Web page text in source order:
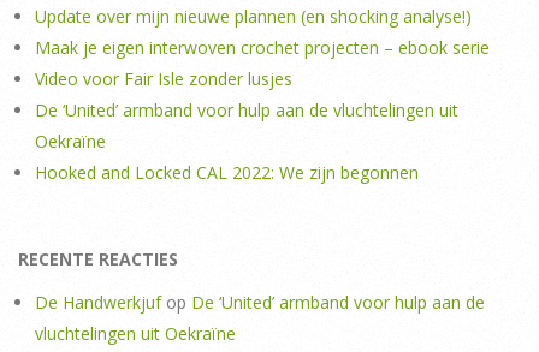
Update over mijn nieuwe plannen (en shocking analyse!)
Maak je eigen interwoven crochet projecten – ebook serie
Video voor Fair Isle zonder lusjes
De ‘United’ armband voor hulp aan de vluchtelingen uit
Oekraïne
Hooked and Locked CAL 2022: We zijn begonnen
RECENTE REACTIES
De Handwerkjufop De ‘United’ armband voor hulp aan de
vluchtelingen uit Oekraïne